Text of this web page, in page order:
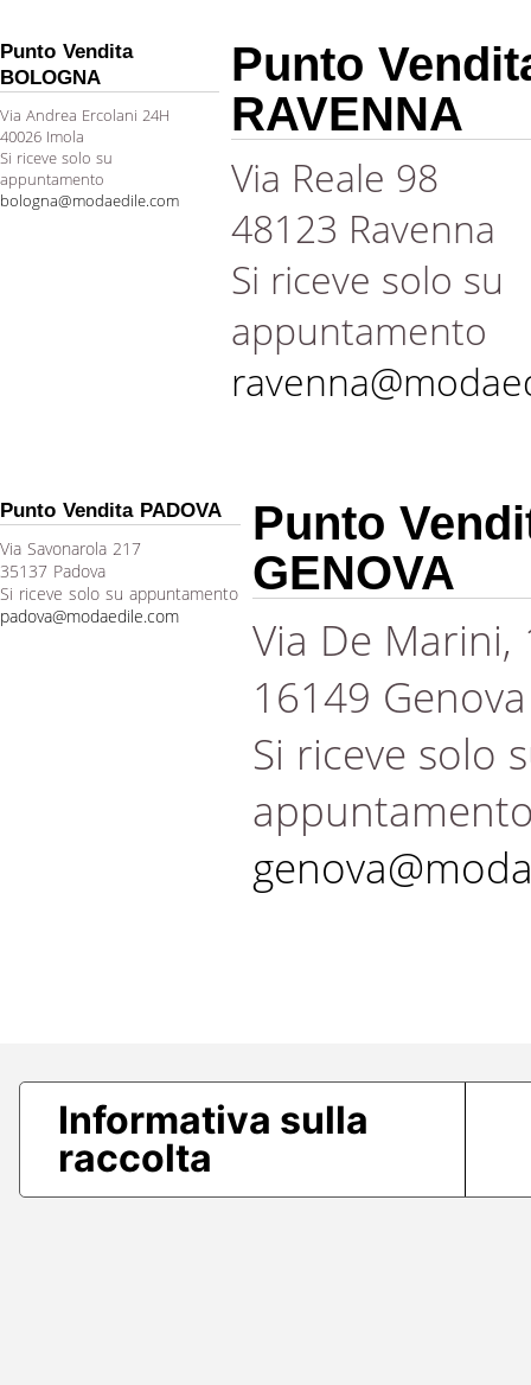
Punto Vendita
BOLOGNA
Via Andrea Ercolani 24H
40026 Imola
Si riceve solo su
appuntamento
bologna@modaedile.com
Punto
RAVENNA
Via Reale 98
48123 Ravenna
Si riceve solo su
appuntamento
Punto Vendita PADOVA
Via Savonarola 217
35137 Padova
Si riceve solo su appuntamento
padova@modaedile.com
Punto
GENOVA
Via De Marini,
16149 Genova
Si riceve solo
Informativa sulla
raccolta